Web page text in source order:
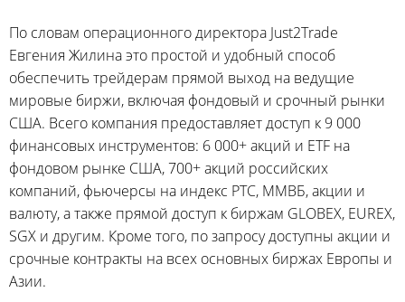
По словам операционного директора Just2Trade
Евгения Жилина это простой и удобный способ
обеспечить трейдерам прямой выход на ведущие
мировые биржи, включая фондовый и срочный рынки
США. Всего компания предоставляет доступ к 9 000
финансовых инструментов: 6 000+ акций и ETF на
фондовом рынке США, 700+ акций российских
компаний, фьючерсы на индекс РТС, ММВБ, акции и
валюту, а также прямой доступ к биржам GLOBEX, EUREX,
SGX и другим. Кроме того, по запросу доступны акции и
срочные контракты на всех основных биржах Европы и
Азии.